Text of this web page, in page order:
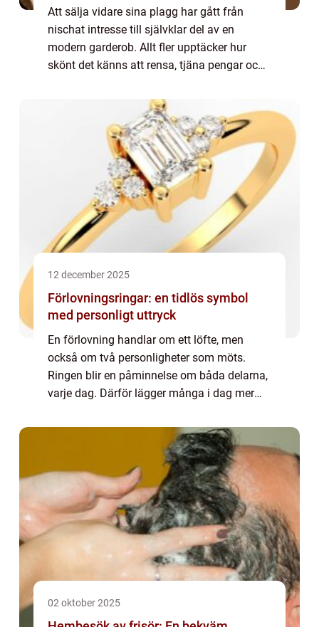
Att sälja vidare sina plagg har gått från
nischat intresse till självklar del av en
modern garderob. Allt fler upptäcker hur
skönt det känns att rensa, tjäna pengar och
att sälja kläder second hand kan en pe...
12 december 2025
Förlovningsringar: en tidlös symbol
med personligt uttryck
En förlovning handlar om ett löfte, men
också om två personligheter som möts.
Ringen blir en påminnelse om båda delarna,
varje dag. Därför lägger många i dag mer
02 oktober 2025